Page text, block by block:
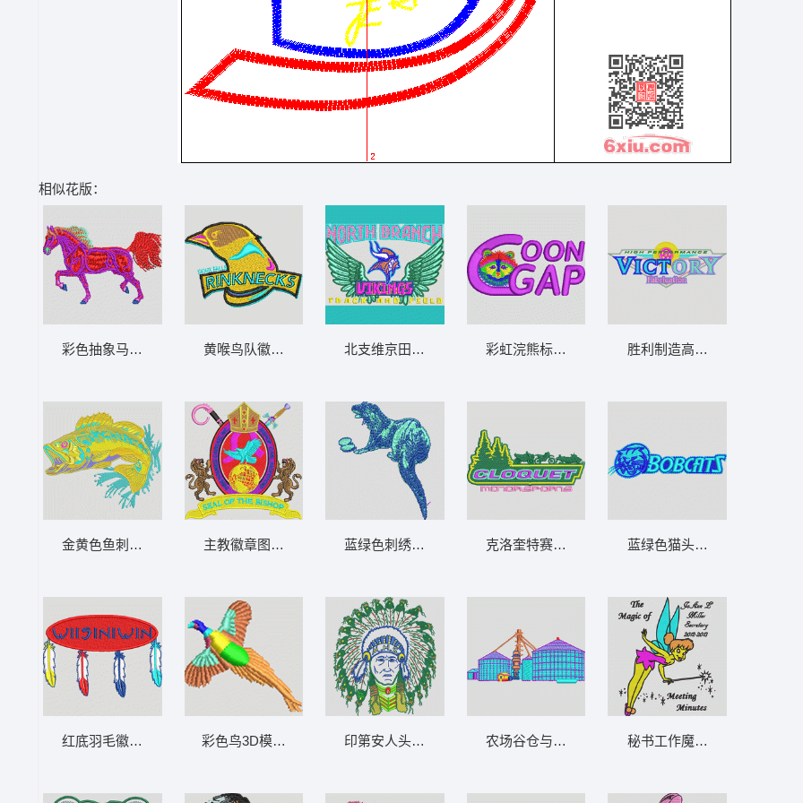
相似花版：
彩色抽象马匹图案 马 章仔标志布贴徽章男
金黄色鱼刺绣图案 鱼 章仔标志布贴徽章男
红底羽毛徽章 章仔标志布贴徽章男
黄喉鸟队徽设计 章仔标志布贴徽章男
主教徽章图案 章仔标志布贴徽章男
彩色鸟3D模型渲染图 鸟 章仔标志布贴徽章
北支维京田径队标志 章仔标志布贴徽章男
蓝绿色刺绣水獭图案 章仔标志布贴徽章男
印第安人头饰刺绣图案 水獭 章仔标志布贴
彩虹浣熊标志设计 章仔标志布贴徽章男
克洛奎特赛车标志 章仔标志布贴徽章男
农场谷仓与起重机 章仔标志布贴徽章男
胜利制造高性能标志 章仔标